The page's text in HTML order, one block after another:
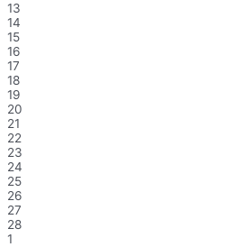
13
14
15
16
17
18
19
20
21
22
23
24
25
26
27
28
1